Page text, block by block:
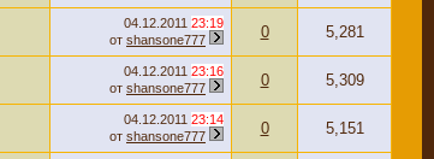
04.12.2011 23:19
от shansone777 0 5,281
04.12.2011 23:16
от shansone777 0 5,309
04.12.2011 23:14
от shansone777 0 5,151